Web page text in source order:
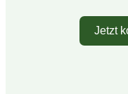
Jetzt